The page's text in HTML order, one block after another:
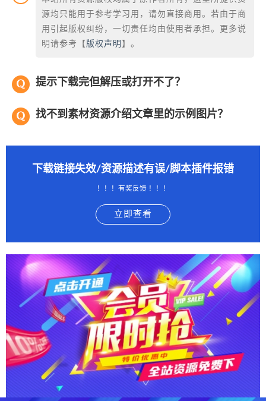
源均只能用于参考学习用，请勿直接商用。若由于商
用引起版权纠纷，一切责任均由使用者承担。更多说
明请参考【 版权声明 】。
提示下载完但解压或打开不了？
找不到素材资源介绍文章里的示例图片？
下载链接失效/资源描述有误/脚本插件报错
！！！有奖反馈 ！！！
立即查看